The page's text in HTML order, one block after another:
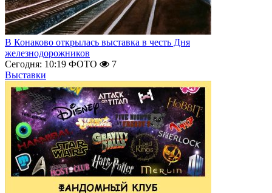
В Конаково открылась выставка в честь Дня
железнодорожников
Сегодня: 10:19 ФОТО
7
Выставки